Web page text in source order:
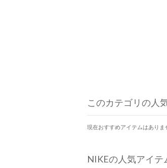
このカテゴリの人
現在おすすめアイテムはありま
NIKEの人気アイテ